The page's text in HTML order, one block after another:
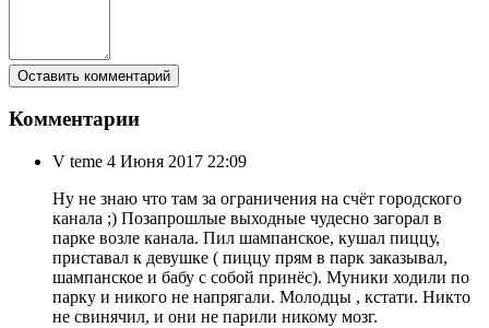
Комментарии
V teme 4 Июня 2017 22:09
Ну не знаю что там за ограничения на счёт городского
канала ;) Позапрошлые выходные чудесно загорал в
парке возле канала. Пил шампанское, кушал пиццу,
приставал к девушке ( пиццу прям в парк заказывал,
шампанское и бабу с собой принёс). Муники ходили по
парку и никого не напрягали. Молодцы , кстати. Никто
не свинячил, и они не парили никому мозг.